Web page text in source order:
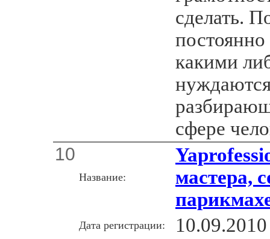
сделать.
постоянно
какими
сфере
10
Название:
мастера,
Дата регистрации: 10.09.2010